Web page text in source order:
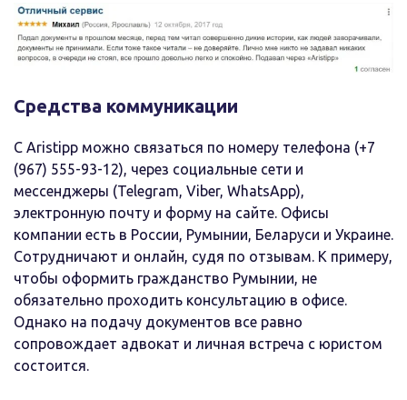
Средства коммуникации
С Aristipp можно связаться по номеру телефона (+7
(967) 555-93-12), через социальные сети и
мессенджеры (Telegram, Viber, WhatsApp),
электронную почту и форму на сайте. Офисы
компании есть в России, Румынии, Беларуси и Украине.
Сотрудничают и онлайн, судя по отзывам. К примеру,
чтобы оформить гражданство Румынии, не
обязательно проходить консультацию в офисе.
Однако на подачу документов все равно
сопровождает адвокат и личная встреча с юристом
состоится.